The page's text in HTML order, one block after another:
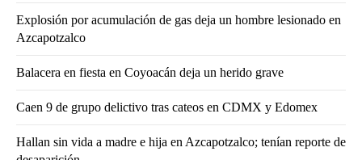
Explosión por acumulación de gas deja un hombre lesionado en
Azcapotzalco
Balacera en fiesta en Coyoacán deja un herido grave
Caen 9 de grupo delictivo tras cateos en CDMX y Edomex
Hallan sin vida a madre e hija en Azcapotzalco; tenían reporte de